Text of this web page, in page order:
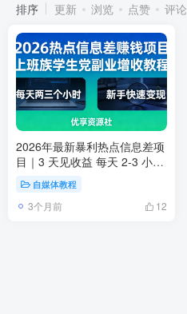
排序 更新 浏览 点赞 评论
2026年最新暴利热点信息差项
目｜3 天见收益 每天 2-3 小时
自媒体教程
3个月前 12